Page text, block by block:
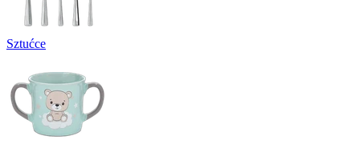
Sztućce